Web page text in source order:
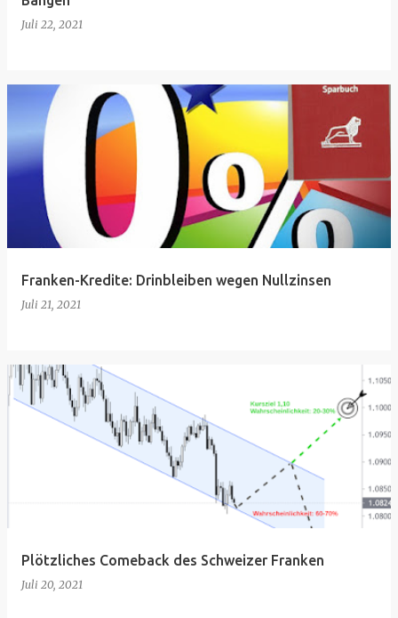
Juli 22, 2021
Franken-Kredite: Drinbleiben wegen Nullzinsen
Juli 21, 2021
Plötzliches Comeback des Schweizer Franken
Juli 20, 2021